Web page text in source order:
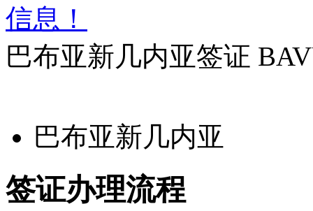
信息！
巴布亚新几内亚签证
巴布亚新几内亚
签证办理流程